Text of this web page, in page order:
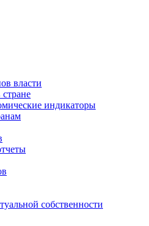
власти
индикаторы
собственности